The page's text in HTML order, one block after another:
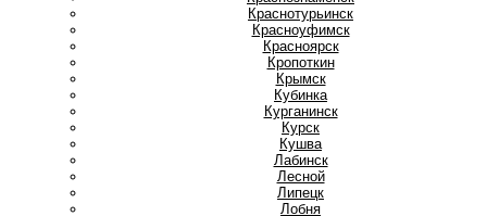
Краснотурьинск
Красноуфимск
Красноярск
Кропоткин
Крымск
Кубинка
Курганинск
Курск
Кушва
Лабинск
Лесной
Липецк
Лобня